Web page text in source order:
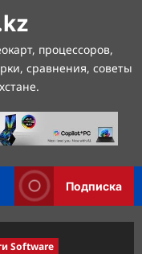
процессоров,
сравнения, советы
Подписка
Software